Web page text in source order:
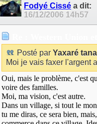
Fodyé Cissé a dit:
16/12/2006 14h57
Posté par Yaxaré tana
Moi je vais faxer l'argent
Oui, mais le problème, c'est
voire des familles.
Moi, ma vision, c'est autre.
Dans un village, si tout le
tu me diras, ce sera bien,